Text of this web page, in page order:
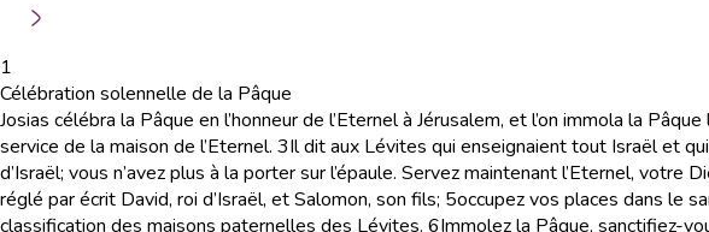
1
Célébration solennelle de la Pâque
Josias célébra la Pâque en l’honneur de l’Eternel à Jérusalem, et l’on immola la
service de la maison de l’Eternel. 3Il dit aux Lévites qui enseignaient tout Israël et
d’Israël; vous n’avez plus à la porter sur l’épaule. Servez maintenant l’Eternel, votre
réglé par écrit David, roi d’Israël, et Salomon, son fils; 5occupez vos places dans le
classification des maisons paternelles des Lévites. 6Immolez la Pâque, sanctifiez-